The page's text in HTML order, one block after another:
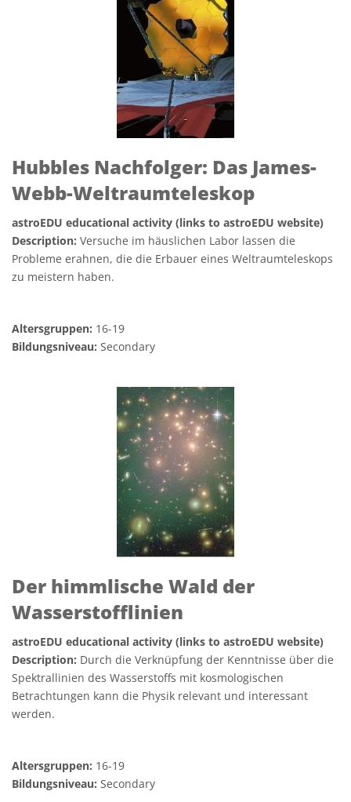
Hubbles Nachfolger: Das James-
Webb-Weltraumteleskop
astroEDU educational activity (links to astroEDU website)
Description: Versuche im häuslichen Labor lassen die
Probleme erahnen, die die Erbauer eines Weltraumteleskops
zu meistern haben.
Altersgruppen: 16-19
Bildungsniveau: Secondary
Der himmlische Wald der
Wasserstofflinien
astroEDU educational activity (links to astroEDU website)
Description: Durch die Verknüpfung der Kenntnisse über die
Spektrallinien des Wasserstoffs mit kosmologischen
Betrachtungen kann die Physik relevant und interessant
werden.
Altersgruppen: 16-19
Bildungsniveau: Secondary